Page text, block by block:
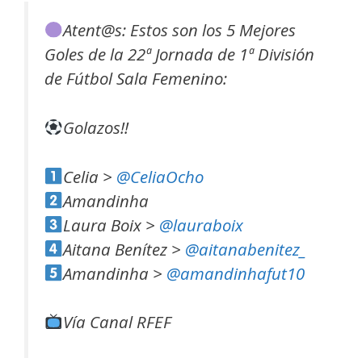
Atent@s: Estos son los 5 Mejores
Goles de la 22ª Jornada de 1ª División
de Fútbol Sala Femenino:
Golazos!!
Celia > @CeliaOcho
Amandinha
Laura Boix > @lauraboix
Aitana Benítez > @aitanabenitez_
Amandinha > @amandinhafut10
Vía Canal RFEF